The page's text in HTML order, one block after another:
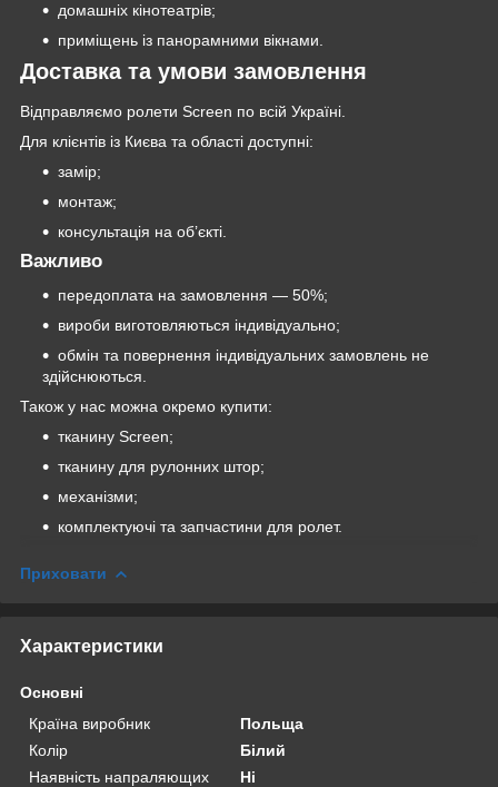
домашніх кінотеатрів;
приміщень із панорамними вікнами.
Доставка та умови замовлення
Відправляємо ролети Screen по всій Україні.
Для клієнтів із Києва та області доступні:
замір;
монтаж;
консультація на об’єкті.
Важливо
передоплата на замовлення — 50%;
вироби виготовляються індивідуально;
обмін та повернення індивідуальних замовлень не
здійснюються.
Також у нас можна окремо купити:
тканину Screen;
тканину для рулонних штор;
механізми;
комплектуючі та запчастини для ролет.
Приховати
Характеристики
Основні
Країна виробник
Польща
Колір
Білий
Наявність напраляющих
Ні